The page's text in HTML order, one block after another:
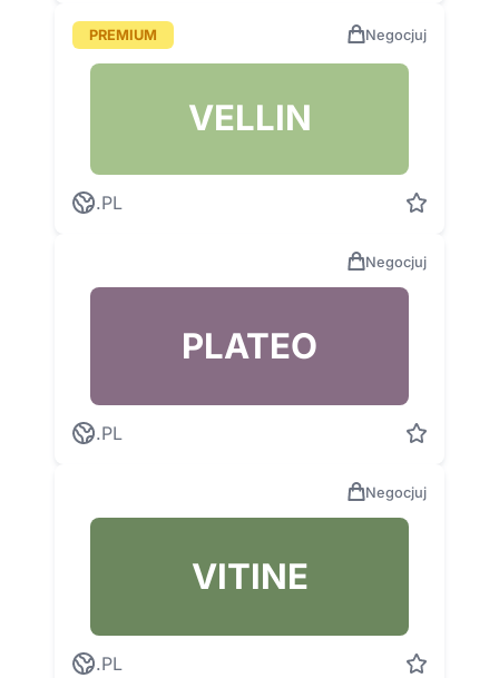
PREMIUM Negocjuj
VELLIN
.PL
Negocjuj
PLATEO
.PL
Negocjuj
VITINE
.PL